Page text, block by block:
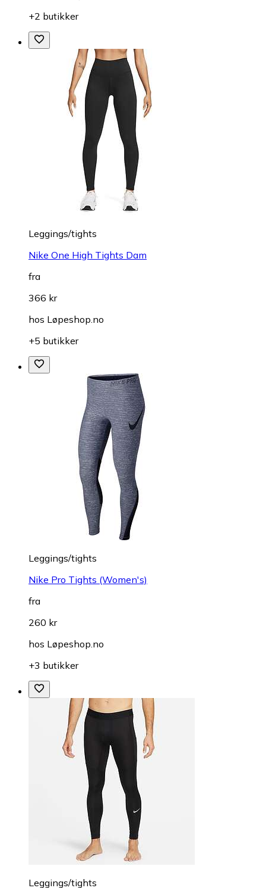
+2 butikker
Leggings/tights
Nike One High Tights Dam
fra
366 kr
hos Løpeshop.no
+5 butikker
Leggings/tights
Nike Pro Tights (Women's)
fra
260 kr
hos Løpeshop.no
+3 butikker
Leggings/tights